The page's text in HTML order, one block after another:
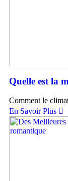
Quelle est la
Comment le
En Savoir Plus